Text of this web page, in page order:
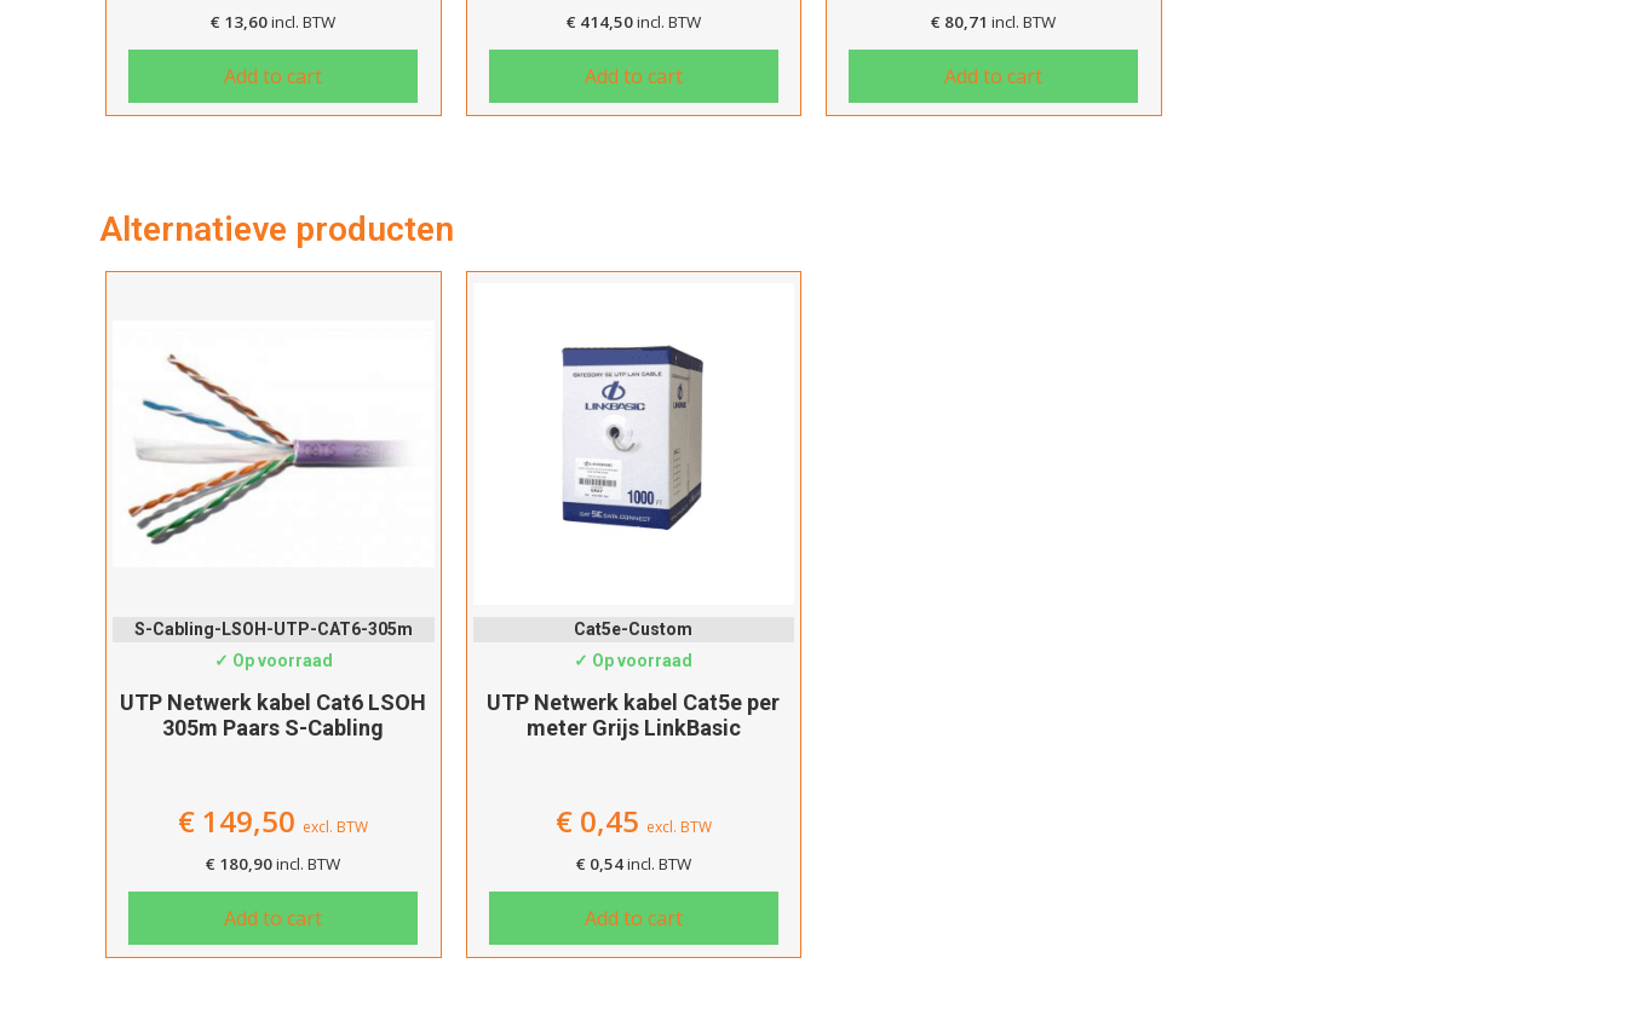
€ 13,60incl. BTW
Add to cart
€ 414,50incl. BTW
Add to cart
€ 80,71 incl. BTW
Add to cart
Alternatieve producten
S-Cabling-LSOH-UTP-CAT6-305m
✓ Op voorraad
UTP Netwerk kabel Cat6 LSOH
305m Paars S-Cabling
€ 149,50 excl. BTW
€ 180,90incl. BTW
Add to cart
Cat5e-Custom
✓ Op voorraad
UTP Netwerk kabel Cat5e per
meter Grijs LinkBasic
€0,45 excl. BTW
€ 0,54incl. BTW
Add to cart